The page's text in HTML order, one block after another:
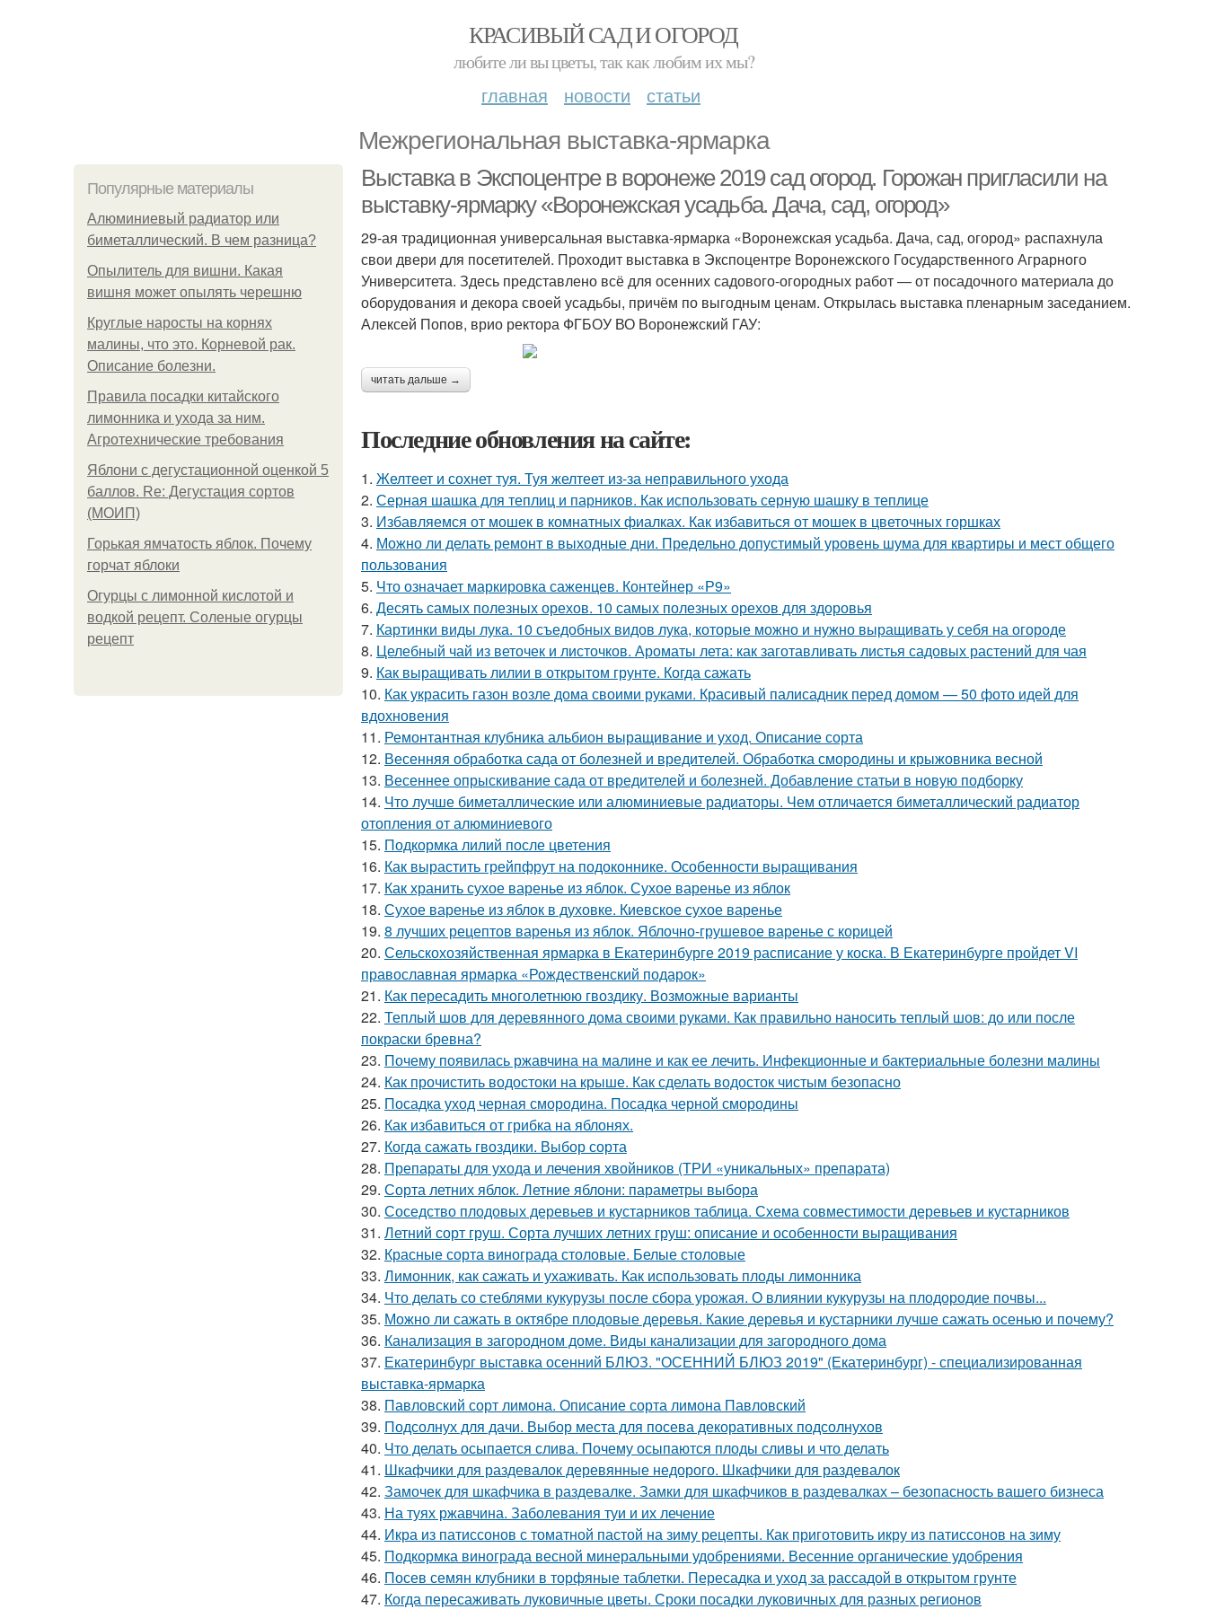
КРАСИВЫЙ САД И ОГОРОД
любите ли вы цветы, так как любим их мы?
главная новости статьи
Межрегиональная выставка-ярмарка
Популярные материалы
Алюминиевый радиатор или
биметаллический. В чем разница?
Опылитель для вишни. Какая
вишня может опылять черешню
Круглые наросты на корнях
малины, что это. Корневой рак.
Описание болезни.
Правила посадки китайского
лимонника и ухода за ним.
Агротехнические требования
Яблони с дегустационной оценкой 5
баллов. Re: Дегустация сортов
(МОИП)
Горькая ямчатость яблок. Почему
горчат яблоки
Огурцы с лимонной кислотой и
водкой рецепт. Соленые огурцы
рецепт
Выставка в Экспоцентре в воронеже 2019 сад огород. Горожан пригласили на
выставку-ярмарку «Воронежская усадьба. Дача, сад, огород»
29-ая традиционная универсальная выставка-ярмарка «Воронежская усадьба. Дача, сад, огород» распахнула
свои двери для посетителей. Проходит выставка в Экспоцентре Воронежского Государственного Аграрного
Университета. Здесь представлено всё для осенних садового-огородных работ — от посадочного материала до
оборудования и декора своей усадьбы, причём по выгодным ценам. Открылась выставка пленарным заседанием.
Алексей Попов, врио ректора ФГБОУ ВО Воронежский ГАУ:
читать дальше →
Последние обновления на сайте:
1. Желтеет и сохнет туя. Туя желтеет из-за неправильного ухода
2. Серная шашка для теплиц и парников. Как использовать серную шашку в теплице
3. Избавляемся от мошек в комнатных фиалках. Как избавиться от мошек в цветочных горшках
4. Можно ли делать ремонт в выходные дни. Предельно допустимый уровень шума для квартиры и мест общего
пользования
5. Что означает маркировка саженцев. Контейнер «Р9»
6. Десять самых полезных орехов. 10 самых полезных орехов для здоровья
7. Картинки виды лука. 10 съедобных видов лука, которые можно и нужно выращивать у себя на огороде
8. Целебный чай из веточек и листочков. Ароматы лета: как заготавливать листья садовых растений для чая
9. Как выращивать лилии в открытом грунте. Когда сажать
10. Как украсить газон возле дома своими руками. Красивый палисадник перед домом — 50 фото идей для
вдохновения
11. Ремонтантная клубника альбион выращивание и уход. Описание сорта
12. Весенняя обработка сада от болезней и вредителей. Обработка смородины и крыжовника весной
13. Весеннее опрыскивание сада от вредителей и болезней. Добавление статьи в новую подборку
14. Что лучше биметаллические или алюминиевые радиаторы. Чем отличается биметаллический радиатор
отопления от алюминиевого
15. Подкормка лилий после цветения
16. Как вырастить грейпфрут на подоконнике. Особенности выращивания
17. Как хранить сухое варенье из яблок. Сухое варенье из яблок
18. Сухое варенье из яблок в духовке. Киевское сухое варенье
19. 8 лучших рецептов варенья из яблок. Яблочно-грушевое варенье с корицей
20. Сельскохозяйственная ярмарка в Екатеринбурге 2019 расписание у коска. В Екатеринбурге пройдет VI
православная ярмарка «Рождественский подарок»
21. Как пересадить многолетнюю гвоздику. Возможные варианты
22. Теплый шов для деревянного дома своими руками. Как правильно наносить теплый шов: до или после
покраски бревна?
23. Почему появилась ржавчина на малине и как ее лечить. Инфекционные и бактериальные болезни малины
24. Как прочистить водостоки на крыше. Как сделать водосток чистым безопасно
25. Посадка уход черная смородина. Посадка черной смородины
26. Как избавиться от грибка на яблонях.
27. Когда сажать гвоздики. Выбор сорта
28. Препараты для ухода и лечения хвойников (ТРИ «уникальных» препарата)
29. Сорта летних яблок. Летние яблони: параметры выбора
30. Соседство плодовых деревьев и кустарников таблица. Схема совместимости деревьев и кустарников
31. Летний сорт груш. Сорта лучших летних груш: описание и особенности выращивания
32. Красные сорта винограда столовые. Белые столовые
33. Лимонник, как сажать и ухаживать. Как использовать плоды лимонника
34. Что делать со стеблями кукурузы после сбора урожая. О влиянии кукурузы на плодородие почвы...
35. Можно ли сажать в октябре плодовые деревья. Какие деревья и кустарники лучше сажать осенью и почему?
36. Канализация в загородном доме. Виды канализации для загородного дома
37. Екатеринбург выставка осенний БЛЮЗ. "ОСЕННИЙ БЛЮЗ 2019" (Екатеринбург) - специализированная
выставка-ярмарка
38. Павловский сорт лимона. Описание сорта лимона Павловский
39. Подсолнух для дачи. Выбор места для посева декоративных подсолнухов
40. Что делать осыпается слива. Почему осыпаются плоды сливы и что делать
41. Шкафчики для раздевалок деревянные недорого. Шкафчики для раздевалок
42. Замочек для шкафчика в раздевалке. Замки для шкафчиков в раздевалках – безопасность вашего бизнеса
43. На туях ржавчина. Заболевания туи и их лечение
44. Икра из патиссонов с томатной пастой на зиму рецепты. Как приготовить икру из патиссонов на зиму
45. Подкормка винограда весной минеральными удобрениями. Весенние органические удобрения
46. Посев семян клубники в торфяные таблетки. Пересадка и уход за рассадой в открытом грунте
47. Когда пересаживать луковичные цветы. Сроки посадки луковичных для разных регионов